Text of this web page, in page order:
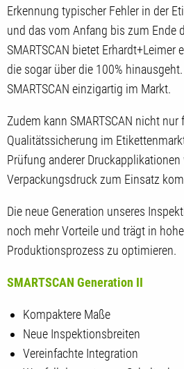
Erkennung typischer Fehler in der
und das vom Anfang bis zum Ende
SMARTSCAN bietet Erhardt+Leimer
die sogar über die 100%
SMARTSCAN einzigartig im Markt.
Zudem kann SMARTSCAN nicht nur
Qualitätssicherung im
Prüfung anderer Druckapplikationen
Verpackungsdruck zum Einsatz
Die neue Generation unseres
noch mehr Vorteile und trägt in
Produktionsprozess zu optimieren.
SMARTSCAN Generation II
Kompaktere Maße
Neue Inspektionsbreiten
Vereinfachte Integration